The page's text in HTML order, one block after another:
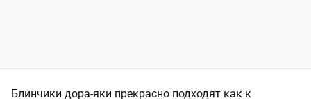
Блинчики дора-яки прекрасно подходят как к